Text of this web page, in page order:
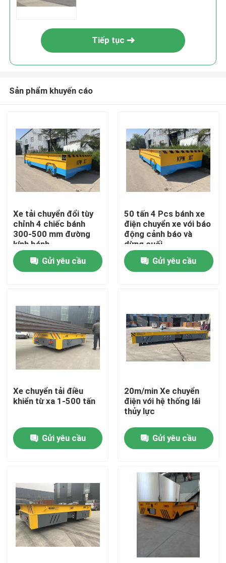
Trang chủ
Video
Về chúng tôi
Tham quan nhà máy
Kiểm soát chất lượng
Yêu cầu báo giá
xe chuyển điện
Tiếp tục
Sản phẩm khuyến cáo
Xe tải chuyển đổi tùy
chỉnh 4 chiếc bánh
300-500 mm đường
kính bánh
Gửi yêu cầu
50 tấn 4 Pcs bánh xe
điện chuyển xe với báo
động cảnh báo và
dừng cuối
Gửi yêu cầu
Xe chuyển tải điều
khiển từ xa 1-500 tấn
Gửi yêu cầu
20m/min Xe chuyển
điện với hệ thống lái
thủy lực
Gửi yêu cầu